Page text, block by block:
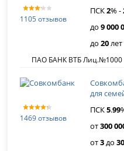
1105 отзывов
ПСК2% -
до9 000
до20лет
ПАО БАНК ВТБ Лиц.№1000
1469 отзывов
для
ПСК5.99
от300
от3до30